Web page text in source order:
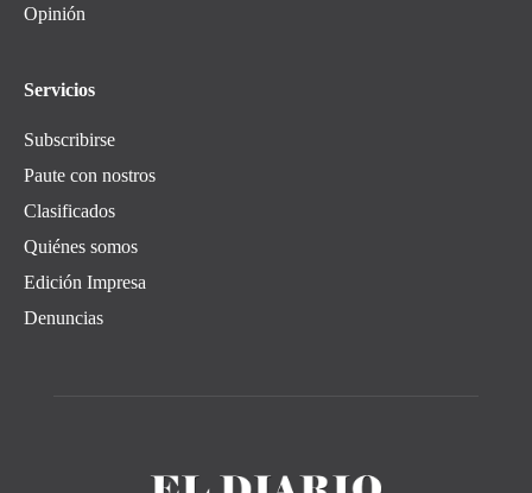
Opinión
Servicios
Subscribirse
Paute con nostros
Clasificados
Quiénes somos
Edición Impresa
Denuncias